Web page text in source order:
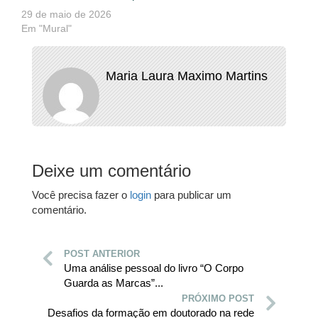
29 de maio de 2026
Em "Mural"
Maria Laura Maximo Martins
Deixe um comentário
Você precisa fazer o login para publicar um
comentário.
POST ANTERIOR
Uma análise pessoal do livro “O Corpo
Guarda as Marcas”...
PRÓXIMO POST
Desafios da formação em doutorado na rede